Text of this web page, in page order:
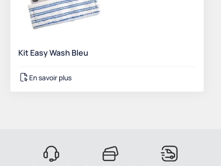
Kit Easy Wash Bleu
En savoir plus